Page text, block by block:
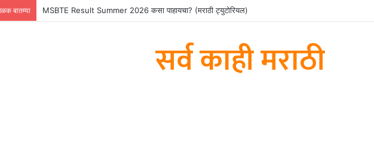
बातम्या स्वप्नांचा अभ्यास करून मानवी मनातील कोणत्या खोल इच्छा किंवा भावना समजून घेता येतात?
सर्व काही मराठी